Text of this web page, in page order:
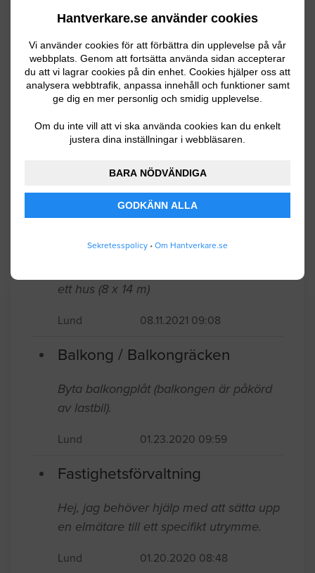
Hantverkare.se använder cookies
Vi använder cookies för att förbättra din upplevelse på vår
webbplats. Genom att fortsätta använda sidan accepterar
du att vi lagrar cookies på din enhet. Cookies hjälper oss att
analysera webbtrafik, anpassa innehåll och funktioner samt
ge dig en mer personlig och smidig upplevelse.
Om du inte vill att vi ska använda cookies kan du enkelt
justera dina inställningar i webbläsaren.
BARA NÖDVÄNDIGA
GODKÄNN ALLA
Sekretesspolicy • Om Hantverkare.se
från 1960, platt tak.
Lund 04.26.2023 04:50
en villa på 8x14m
08.11.2021 09:18
ett hus (8 x 14 m)
Lund 08.11.2021 09:08
Balkong / Balkongräcken
Byta balkongplåt (balkongen är påkörd
av lastbil).
Lund 01.23.2020 09:59
Fastighetsförvaltning
Hej, jag behöver hjälp med att sätta upp
en elmätare till ett specifikt utrymme.
Lund 01.20.2020 08:48